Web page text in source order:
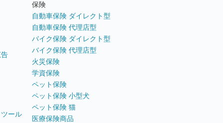
ール
保険
自動車保険 ダイレクト型
自動車保険 代理店型
バイク保険 ダイレクト型
バイク保険 代理店型
火災保険
学資保険
ペット保険
ペット保険 小型犬
ペット保険 猫
医療保険商品